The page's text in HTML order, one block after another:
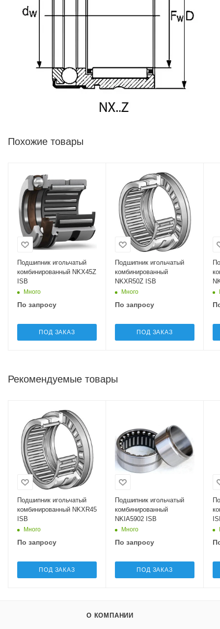
Похожие товары
Подшипник игольчатый
комбинированный NKX45Z
ISB
Много
По запросу
ПОД ЗАКАЗ
Подшипник игольчатый
комбинированный
NKXR50Z ISB
Много
По запросу
ПОД ЗАКАЗ
Рекомендуемые товары
Подшипник игольчатый
комбинированный NKXR45
ISB
Много
По запросу
ПОД ЗАКАЗ
Подшипник игольчатый
комбинированный
NKIA5902 ISB
Много
По запросу
ПОД ЗАКАЗ
О КОМПАНИИ